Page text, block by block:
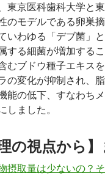
東京医科歯科大学と
のモデルである卵巣
いわゆる「デブ菌」
する細菌が増加する
むブドウ種子エキス
の変化が抑制され、
能の低下、すなわち
しました。
の視点から
摂取量は少ないの？